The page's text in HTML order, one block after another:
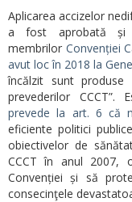
Aplicarea accizelor
a fost aprobată și
membrilor Convenției
avut loc în 2018 la
încălzit sunt
prevederilor
prevede la art. 6 că
eficiente politici
obiectivelor de
CCCT în anul 2007,
Convenției și să
consecinţele